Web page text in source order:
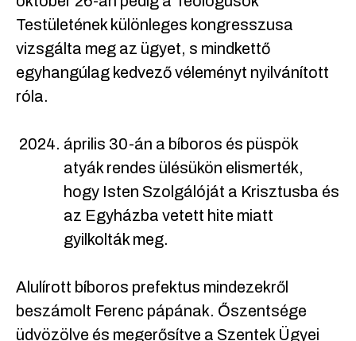
Testületének különleges kongresszusa
vizsgálta meg az ügyet, s mindkettő
egyhangúlag kedvező véleményt nyilvánított
róla.
április 30-án a bíboros és püspök
atyák rendes ülésükön elismerték,
hogy Isten Szolgálóját a Krisztusba és
az Egyházba vetett hite miatt
gyilkolták meg.
Alulírott bíboros prefektus mindezekről
beszámolt Ferenc pápának. Őszentsége
üdvözölve és megerősítve a Szentek Ügyei